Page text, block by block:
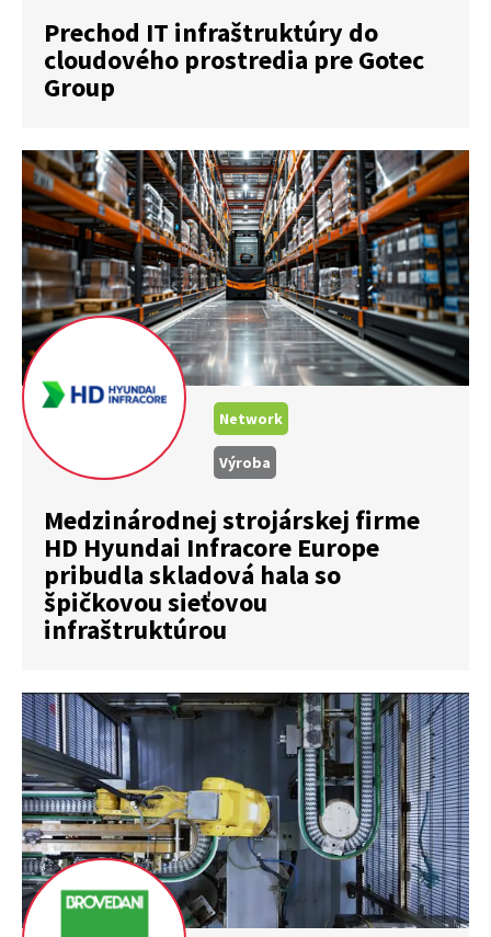
Prechod IT infraštruktúry do
cloudového prostredia pre Gotec
Group
Network
Výroba
Medzinárodnej strojárskej firme
HD Hyundai Infracore Europe
pribudla skladová hala so
špičkovou sieťovou
infraštruktúrou